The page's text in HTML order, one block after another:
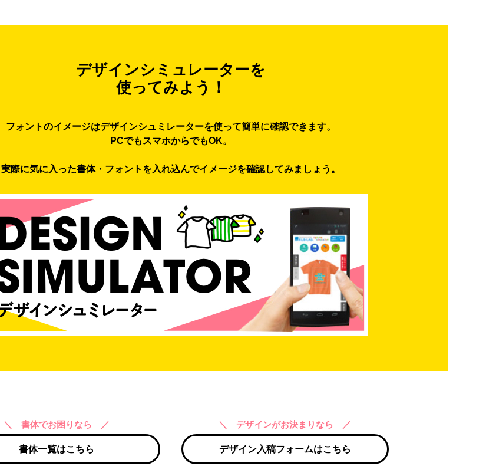
デザインシミュレーターを
使ってみよう！
フォントのイメージはデザインシュミレーターを使って簡単に確認できます。
PCでもスマホからでもOK。
実際に気に入った書体・フォントを入れ込んでイメージを確認してみましょう。
＼ 書体でお困りなら ／
書体一覧はこちら
＼ デザインがお決まりなら ／
デザイン入稿フォームはこちら